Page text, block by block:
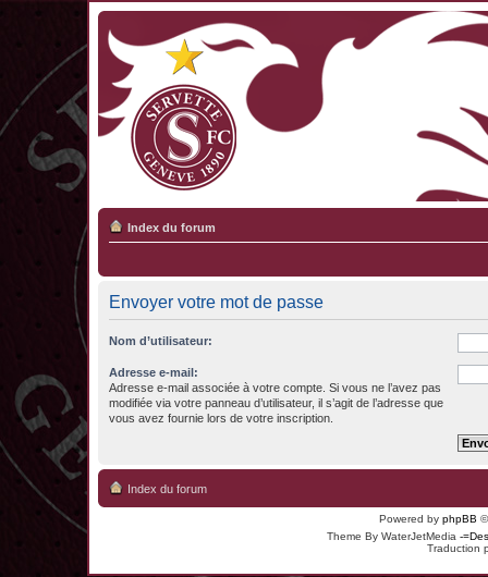
Index du forum
Envoyer votre mot de passe
Nom d’utilisateur:
Adresse e-mail:
Adresse e-mail associée à votre compte. Si vous ne l’avez pas
modifiée via votre panneau d’utilisateur, il s’agit de l’adresse que
vous avez fournie lors de votre inscription.
Index du forum
Powered by phpBB
Theme By WaterJetMedia -
Traduction